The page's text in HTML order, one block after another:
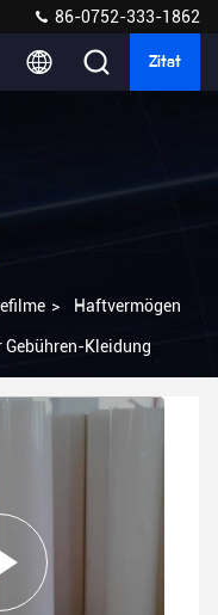
86-0752-333-1862
Zitat
> Haftvermögen
Kleidung